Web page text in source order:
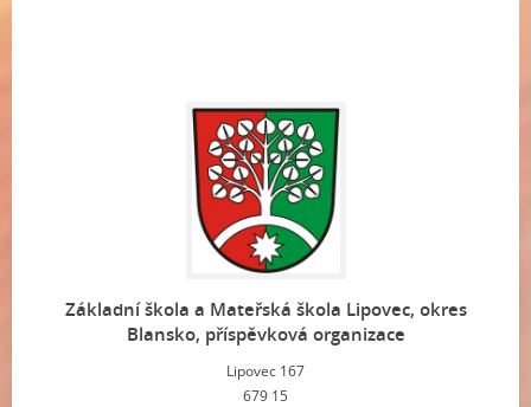
Základní škola a Mateřská škola Lipovec, okres
Blansko, příspěvková organizace
Lipovec 167
679 15